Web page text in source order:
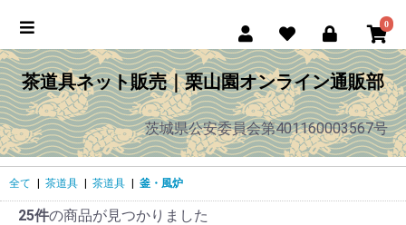
0
茶道具ネット販売｜栗山園オンライン通販部
茨城県公安委員会第401160003567号
全て 茶道具 茶道具 釜・風炉
25件の商品が見つかりました